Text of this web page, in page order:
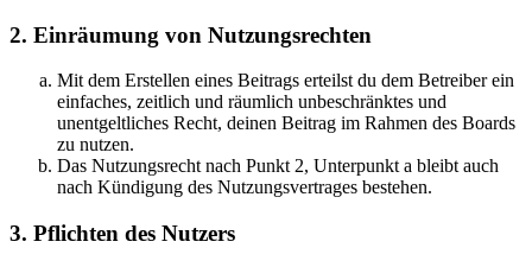
2. Einräumung von Nutzungsrechten
Mit dem Erstellen eines Beitrags erteilst du dem Betreiber ein
einfaches, zeitlich und räumlich unbeschränktes und
unentgeltliches Recht, deinen Beitrag im Rahmen des Boards
zu nutzen.
Das Nutzungsrecht nach Punkt 2, Unterpunkt a bleibt auch
nach Kündigung des Nutzungsvertrages bestehen.
3. Pflichten des Nutzers